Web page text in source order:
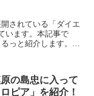
されている「ダイエ
います。本記事で
っと紹介します。
の島忠に入って
ピア」を紹介！